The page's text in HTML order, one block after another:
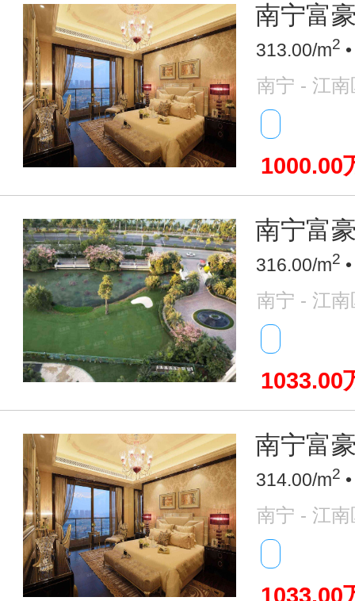
南宁富
313.00/m2
南宁 - 江南
1000.00
南宁富
316.00/m2
南宁 - 江南
1033.00
南宁富
314.00/m2
南宁 - 江南
1033.00